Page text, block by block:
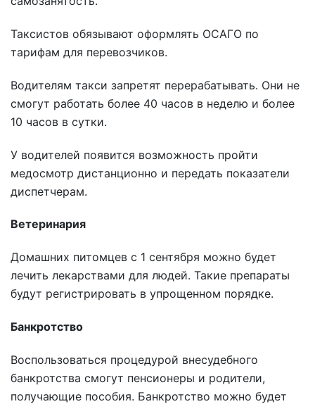
Таксистов обязывают оформлять ОСАГО по
тарифам для перевозчиков.
Водителям такси запретят перерабатывать. Они не
смогут работать более 40 часов в неделю и более
10 часов в сутки.
У водителей появится возможность пройти
медосмотр дистанционно и передать показатели
диспетчерам.
Ветеринария
Домашних питомцев с 1 сентября можно будет
лечить лекарствами для людей. Такие препараты
будут регистрировать в упрощенном порядке.
Банкротство
Воспользоваться процедурой внесудебного
банкротства смогут пенсионеры и родители,
получающие пособия. Банкротство можно будет